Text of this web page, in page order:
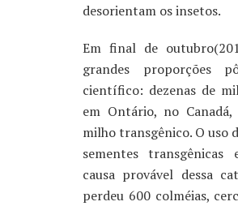
desorientam os insetos.
Em final de
grandes proporções
científico: dezenas de
em Ontário, no
milho transgênico. O uso
sementes transgênicas
causa provável dessa
perdeu 600 colméias,